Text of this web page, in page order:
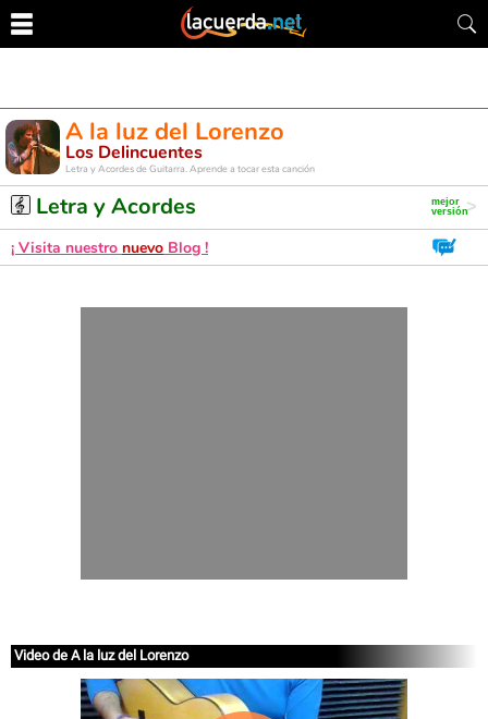
A la luz del Lorenzo
Los Delincuentes
Letra y Acordes de Guitarra. Aprende a tocar esta canción
Letra y Acordes
¡ Visita nuestro nuevo Blog !
Video de A la luz del Lorenzo